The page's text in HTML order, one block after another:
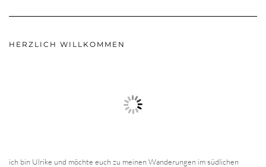
HERZLICH WILLKOMMEN
ich bin Ulrike und möchte euch zu meinen Wanderungen im südlichen